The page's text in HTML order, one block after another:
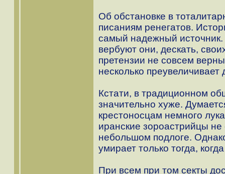
Об обстановке в
писаниям ренегатов.
самый надежный источник.
вербуют они, дескать,
претензии не совсем
несколько преувеличивает
Кстати, в традиционном
значительно хуже.
крестоносцам немного
иранские зороастрийцы
небольшом подлоге.
умирает только тогда,
При всем при том секты